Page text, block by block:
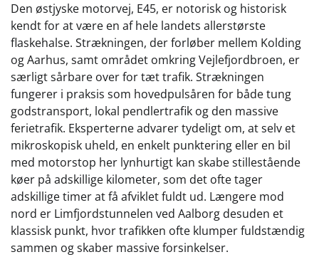
Den østjyske motorvej, E45, er notorisk og historisk
kendt for at være en af hele landets allerstørste
flaskehalse. Strækningen, der forløber mellem Kolding
og Aarhus, samt området omkring Vejlefjordbroen, er
særligt sårbare over for tæt trafik. Strækningen
fungerer i praksis som hovedpulsåren for både tung
godstransport, lokal pendlertrafik og den massive
ferietrafik. Eksperterne advarer tydeligt om, at selv et
mikroskopisk uheld, en enkelt punktering eller en bil
med motorstop her lynhurtigt kan skabe stillestående
køer på adskillige kilometer, som det ofte tager
adskillige timer at få afviklet fuldt ud. Længere mod
nord er Limfjordstunnelen ved Aalborg desuden et
klassisk punkt, hvor trafikken ofte klumper fuldstændig
sammen og skaber massive forsinkelser.